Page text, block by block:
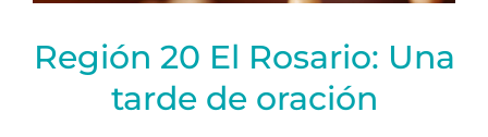
Región 20 El Rosario: Una
tarde de oración